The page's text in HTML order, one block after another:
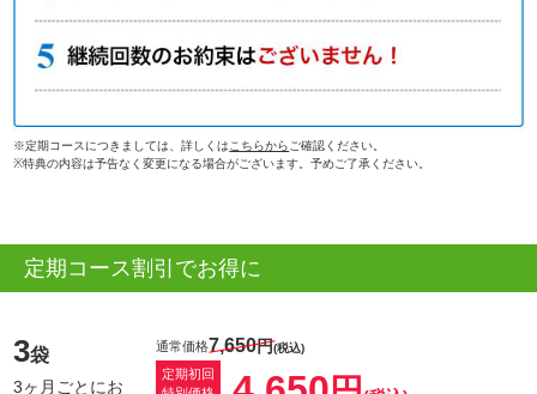
※定期コースにつきましては、詳しくはこちらからご確認ください。
※特典の内容は予告なく変更になる場合がございます。予めご了承ください。
定期コース割引でお得に
3袋
3ヶ月ごとにお
通常価格7,650円(税込)
定期初回